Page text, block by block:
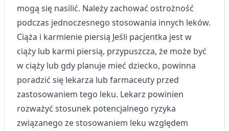
mogą się nasilić. Należy zachować ostrożność
podczas jednoczesnego stosowania innych leków.
Ciąża i karmienie piersią Jeśli pacjentka jest w
ciąży lub karmi piersią, przypuszcza, że może być
w ciąży lub gdy planuje mieć dziecko, powinna
poradzić się lekarza lub farmaceuty przed
zastosowaniem tego leku. Lekarz powinien
rozważyć stosunek potencjalnego ryzyka
związanego ze stosowaniem leku względem